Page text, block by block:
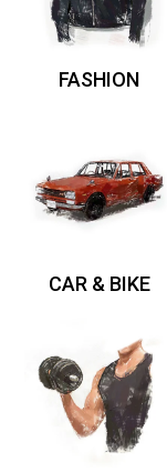
FASHION
CAR & BIKE